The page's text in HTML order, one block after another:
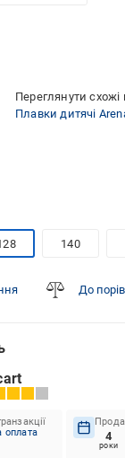
Переглянути схожі
Плавки дитячі
140
До
оплата
4
роки